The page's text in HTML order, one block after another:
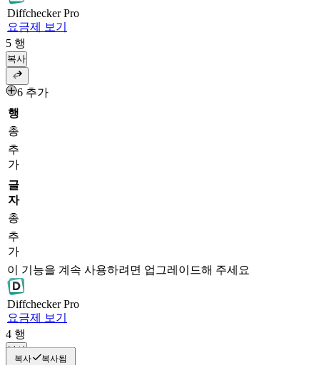
DiffcheckerPro
요금제 보기
5 행
복사
6 추가
행
총
추
가
글
자
총
추
가
이 기능을 계속 사용하려면 업그레이드해 주세요
DiffcheckerPro
요금제 보기
4 행
복사
복사 복사됨